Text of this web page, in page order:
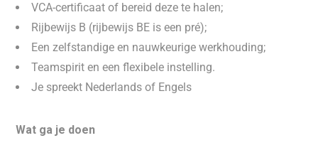
VCA-certificaat of bereid deze te halen;
Rijbewijs B (rijbewijs BE is een pré);
Een zelfstandige en nauwkeurige werkhouding;
Teamspirit en een flexibele instelling.
Je spreekt Nederlands of Engels
Wat ga je doen